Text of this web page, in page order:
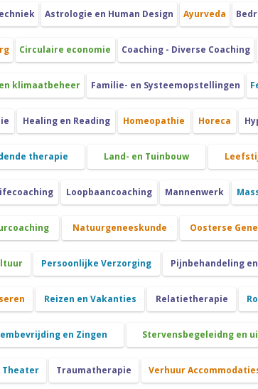
Astrologie en Human Design Ayurveda
Circulaire economie Coaching - Diverse Coaching
klimaatbeheer Familie- en Systeemopstellingen
Healing en Reading Homeopathie Horeca
therapie Land- en Tuinbouw
Loopbaancoaching Mannenwerk
Natuurgeneeskunde Oosterse
Persoonlijke Verzorging Pijnbehandeling
Reizen en Vakanties Relatietherapie
en Zingen Stervensbegeleidng en
Theater Traumatherapie Verhuur